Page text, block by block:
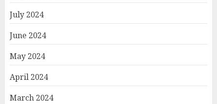
July 2024
June 2024
May 2024
April 2024
March 2024